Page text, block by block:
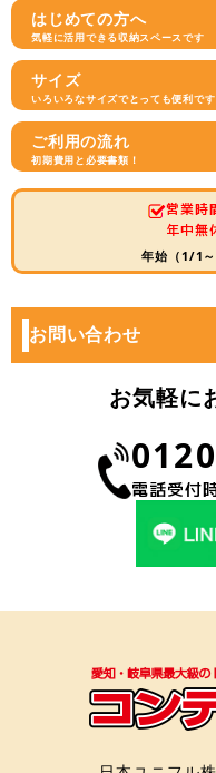
はじめての方へ
気軽に活用できる収納スペースです
サイズ
いろいろなサイズでとっても便利です
ご利用の流れ
初期費用と必要書類！
営業
年中無
年始（1/1
お問い合わせ
お気軽に
電話受付